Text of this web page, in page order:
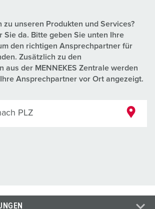
zu unseren Produkten und Services?
Sie da. Bitte geben Sie unten Ihre
den richtigen Ansprechpartner für
Zusätzlich zu den
aus der MENNEKES Zentrale werden
Ihre Ansprechpartner vor Ort angezeigt.
PLZ